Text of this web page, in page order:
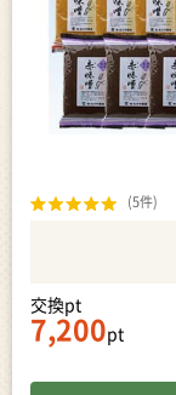
(5件)
交換pt
7,200pt